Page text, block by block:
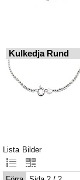
Kulkedja Rund
Lista Bilder